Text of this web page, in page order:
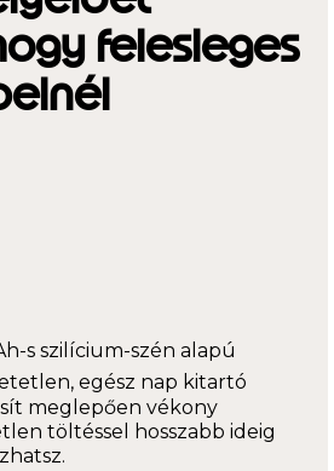
felesleges
s szilícium-szén alapú
egész nap kitartó
meglepően vékony
töltéssel hosszabb ideig